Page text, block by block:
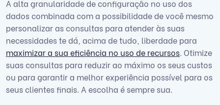
A alta granularidade de configuração no uso dos
dados combinada com a possibilidade de você mesmo
personalizar as consultas para atender às suas
necessidades te dá, acima de tudo, liberdade para
maximizar a sua eficiência no uso de recursos. Otimize
suas consultas para reduzir ao máximo os seus custos
ou para garantir a melhor experiência possível para os
seus clientes finais. A escolha é sempre sua.